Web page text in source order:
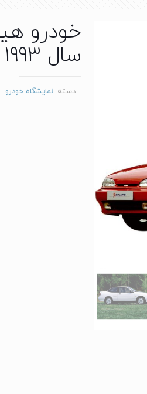
سال 1993
دسته:نمایشگاه خودرو